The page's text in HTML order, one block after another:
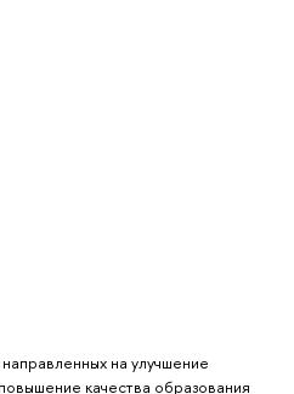
на улучшение
качества образования